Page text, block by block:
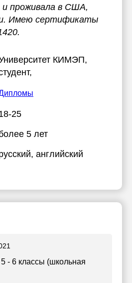
и проживала в США,
Имею сертификаты
КИМЭП,
25
5 лет
, английский
5 - 6 классы (школьная